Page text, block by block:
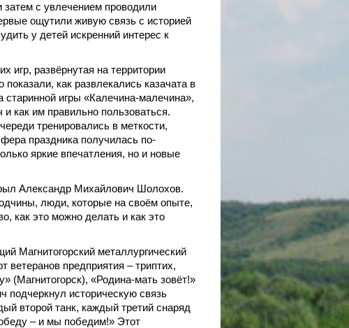
с увлечением проводили
ощутили живую связь с историей
у детей искренний интерес к
игр, развёрнутая на территории
как развлекались казачата в
игры «Калечина-малечина»,
как им правильно пользоваться.
тренировались в меткости,
праздника получилась по-
яркие впечатления, но и новые
Александр Михайлович Шолохов.
люди, которые на своём опыте,
как это можно делать и как это
Магнитогорский металлургический
предприятия – триптих,
(Магнитогорск), «Родина-мать зовёт!»
подчеркнул историческую связь
второй танк, каждый третий снаряд
– и мы победим!» Этот